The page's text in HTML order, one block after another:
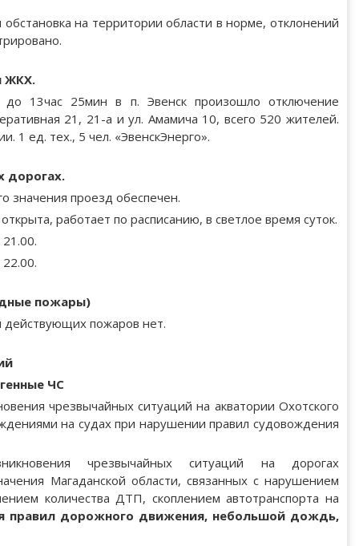
на территории области в норме, отклонений
ЖКХ.
13час 25мин в п. Эвенск произошло отключение
21, 21-а и ул. Амамича 10, всего 520 жителей.
1 ед. тех., 5 чел. «ЭвенскЭнерго».
дорогах.
значения проезд обеспечен.
работает по расписанию, в светлое время суток.
пожары)
действующих пожаров нет.
ЧС
чрезвычайных ситуаций на акватории Охотского
на судах при нарушении правил судовождения
чрезвычайных ситуаций на дорогах
Магаданской области, связанных с нарушением
количества ДТП, скоплением автотранспорта на
правил дорожного движения, небольшой дождь,